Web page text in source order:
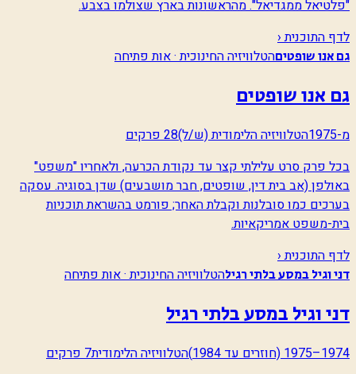
"פלטיאל ממגדיאל". מהראשונות בארץ שצולמו בצבע.
לדף התוכנית ‹
גם אנו שופטיםהטלוויזיה החינוכית · אות פתיחה
גם אנו שופטים
מ-1975 הטלוויזיה הלימודית (ש/ל)28 פרקים
בכל פרק סרט עלילתי קצר עד נקודת הכרעה, ולאחריו "משפט"
באולפן (אב בית דין, שופטים, חבר מושבעים) שדן בסוגיה. עסקה
בערכים כמו סובלנות וקבלת האחר; פורמט בהשראת תוכניות
בית-משפט אמריקאיות.
לדף התוכנית ‹
דני וגיל במסע בלתי רגילהטלוויזיה החינוכית · אות פתיחה
דני וגיל במסע בלתי רגיל
1974–1975 (חוזרים עד 1984) הטלוויזיה הלימודית7 פרקים